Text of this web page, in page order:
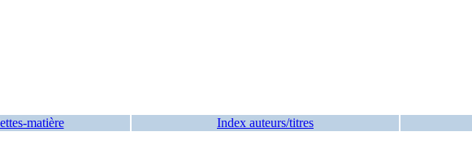
matière Index auteurs/titres